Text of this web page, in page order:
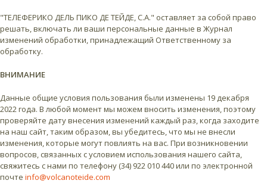
"ТЕЛЕФЕРИКО ДЕЛЬ ПИКО ДЕ ТЕЙДЕ, С.А." оставляет за собой право
решать, включать ли ваши персональные данные в Журнал
изменений обработки, принадлежащий Ответственному за
обработку.
ВНИМАНИЕ
Данные общие условия пользования были изменены 19 декабря
2022 года. В любой момент мы можем вносить изменения, поэтому
проверяйте дату внесения изменений каждый раз, когда заходите
на наш сайт, таким образом, вы убедитесь, что мы не внесли
изменения, которые могут повлиять на вас. При возникновении
вопросов, связанных с условием использования нашего сайта,
свяжитесь с нами по телефону (34) 922 010 440 или по электронной
почте info@volcanoteide.com